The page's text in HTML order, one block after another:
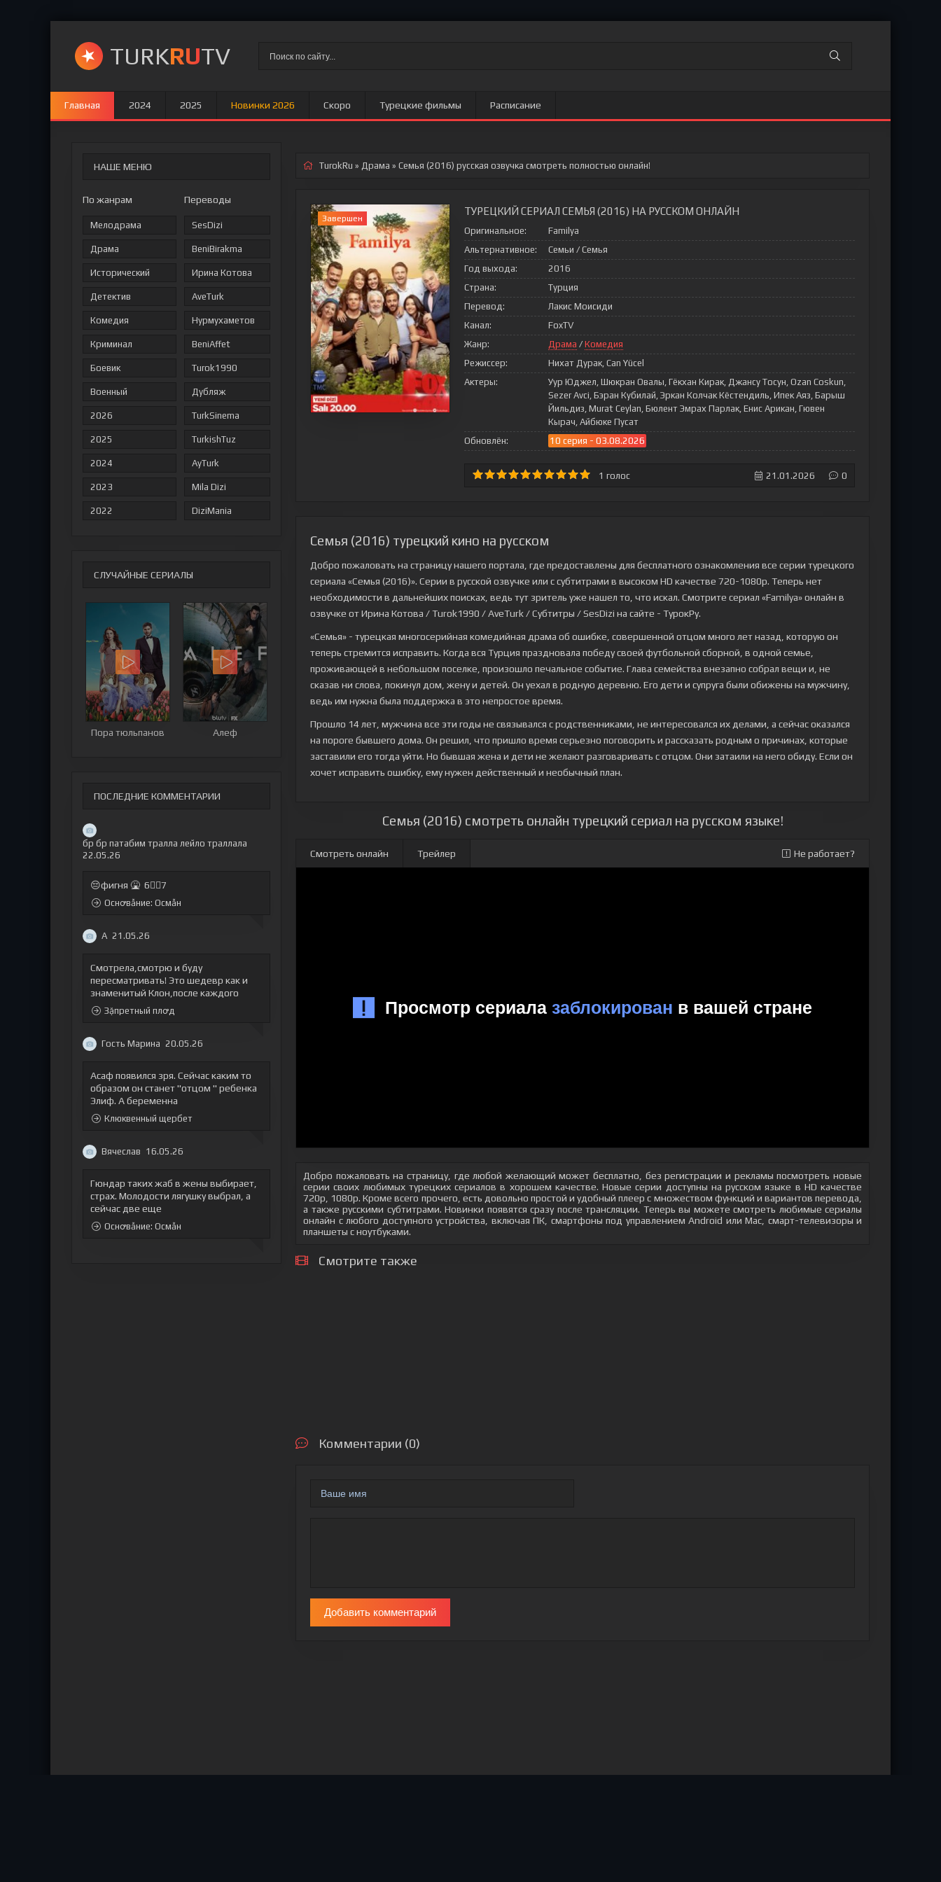
TURKRUTV
Главная 2024 2025 Новинки 2026 Скоро Турецкие фильмы Расписание
НАШЕ МЕНЮ
По жанрам
Мелодрама
Драма
Исторический
Детектив
Комедия
Криминал
Боевик
Военный
2026
2025
2024
2023
2022
Переводы
SesDizi
BeniBirakma
Ирина Котова
AveTurk
Нурмухаметов
BeniAffet
Turok1990
Дубляж
TurkSinema
TurkishTuz
AyTurk
Mila Dizi
DiziMania
СЛУЧАЙНЫЕ СЕРИАЛЫ
Пора тюльпанов Алеф
ПОСЛЕДНИЕ КОММЕНТАРИИ
бр бр патабим тралла лейло траллала
22.05.26
😔фигня 🤮 6🤷‍♂7
Оснꝍвẫние: Осмẫн
А 21.05.26
Смотрела,смотрю и буду
пересматривать! Это шедевр как и
знаменитый Клон,после каждого
Зặпретный плꝍд
Гость Марина 20.05.26
Асаф появился зря. Сейчас каким то
образом он станет "отцом " ребенка
Элиф. А беременна
Клюквенный щербет
Вячеслав 16.05.26
Гюндар таких жаб в жены выбирает,
страх. Молодости лягушку выбрал, а
сейчас две еще
Оснꝍвẫние: Осмẫн
TurokRu » Драма » Семья (2016) русская озвучка смотреть полностью онлайн!
Завершен
ТУРЕЦКИЙ СЕРИАЛ СЕМЬЯ (2016) НА РУССКОМ ОНЛАЙН
Оригинальное:
Familya
Альтернативное:
Семьи / Семья
Год выхода:
2016
Страна:
Турция
Перевод:
Лакис Моисиди
Канал:
FoxTV
Жанр:
Драма / Комедия
Режиссер:
Нихат Дурак, Can Yücel
Актеры:
Уур Юджел, Шюкран Овалы, Гёкхан Кирак, Джансу Тосун, Ozan Coskun,
Sezer Avci, Бэран Кубилай, Эркан Колчак Кёстендиль, Ипек Аяз, Барыш
Йильдиз, Murat Ceylan, Бюлент Эмрах Парлак, Енис Арикан, Гювен
Кырач, Айбюке Пусат
Обновлён:
10 серия - 03.08.2026
1 голос 21.01.2026 0
Семья (2016) турецкий кино на русском
Добро пожаловать на страницу нашего портала, где предоставлены для бесплатного ознакомления все серии турецкого
сериала «Семья (2016)». Серии в русской озвучке или с субтитрами в высоком HD качестве 720-1080p. Теперь нет
необходимости в дальнейших поисках, ведь тут зритель уже нашел то, что искал. Смотрите сериал «Familya» онлайн в
озвучке от Ирина Котова / Turok1990 / AveTurk / Субтитры / SesDizi на сайте - ТурокРу.
«Семья» - турецкая многосерийная комедийная драма об ошибке, совершенной отцом много лет назад, которую он
теперь стремится исправить. Когда вся Турция праздновала победу своей футбольной сборной, в одной семье,
проживающей в небольшом поселке, произошло печальное событие. Глава семейства внезапно собрал вещи и, не
сказав ни слова, покинул дом, жену и детей. Он уехал в родную деревню. Его дети и супруга были обижены на мужчину,
ведь им нужна была поддержка в это непростое время.
Прошло 14 лет, мужчина все эти годы не связывался с родственниками, не интересовался их делами, а сейчас оказался
на пороге бывшего дома. Он решил, что пришло время серьезно поговорить и рассказать родным о причинах, которые
заставили его тогда уйти. Но бывшая жена и дети не желают разговаривать с отцом. Они затаили на него обиду. Если он
хочет исправить ошибку, ему нужен действенный и необычный план.
Семья (2016) смотреть онлайн турецкий сериал на русском языке!
Смотреть онлайн Трейлер Не работает?
Добро пожаловать на страницу, где любой желающий может бесплатно, без регистрации и рекламы посмотреть новые
серии своих любимых турецких сериалов в хорошем качестве. Новые серии доступны на русском языке в HD качестве
720p, 1080p. Кроме всего прочего, есть довольно простой и удобный плеер с множеством функций и вариантов перевода,
а также русскими субтитрами. Новинки появятся сразу после трансляции. Теперь вы можете смотреть любимые сериалы
онлайн с любого доступного устройства, включая ПК, смартфоны под управлением Android или Mac, смарт-телевизоры и
планшеты с ноутбуками.
Смотрите также
Комментарии (0)
Добавить комментарий